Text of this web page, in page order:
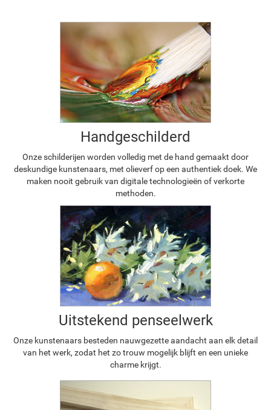
Handgeschilderd
Onze schilderijen worden volledig met de hand gemaakt door
deskundige kunstenaars, met olieverf op een authentiek doek. We
maken nooit gebruik van digitale technologieën of verkorte
methoden.
Uitstekend penseelwerk
Onze kunstenaars besteden nauwgezette aandacht aan elk detail
van het werk, zodat het zo trouw mogelijk blijft en een unieke
charme krijgt.